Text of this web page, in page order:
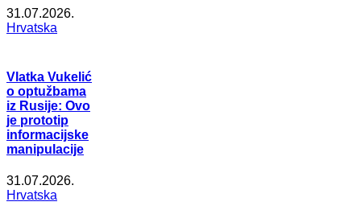
31.07.2026.
Hrvatska
Vlatka Vukelić
o optužbama
iz Rusije: Ovo
je prototip
informacijske
manipulacije
31.07.2026.
Hrvatska